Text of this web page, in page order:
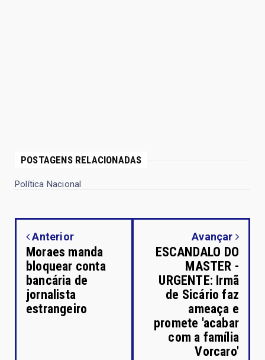
POSTAGENS RELACIONADAS
Política Nacional
Anterior
Moraes manda
bloquear conta
bancária de
jornalista
estrangeiro
Avançar
ESCANDALO DO
MASTER -
URGENTE: Irmã
de Sicário faz
ameaça e
promete 'acabar
com a família
Vorcaro'